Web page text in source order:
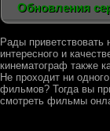
Обновления
Рады
интересного и
кинематограф также
Не проходит ни
фильмов? Тогда вы
смотреть фильмы